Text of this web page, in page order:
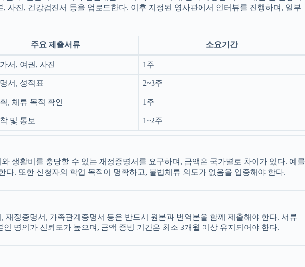
진, 건강검진서 등을 업로드한다. 이후 지정된 영사관에서 인터뷰를 진행하며, 일부
주요 제출서류 소요기간
서, 여권, 사진 1주
서, 성적표 2~3주
, 체류 목적 확인 1주
및 통보 1~2주
생활비를 충당할 수 있는 재정증명서를 요구하며, 금액은 국가별로 차이가 있다. 예를
다. 또한 신청자의 학업 목적이 명확하고, 불법체류 의도가 없음을 입증해야 한다.
정증명서, 가족관계증명서 등은 반드시 원본과 번역본을 함께 제출해야 한다. 서류
명의가 신뢰도가 높으며, 금액 증빙 기간은 최소 3개월 이상 유지되어야 한다.